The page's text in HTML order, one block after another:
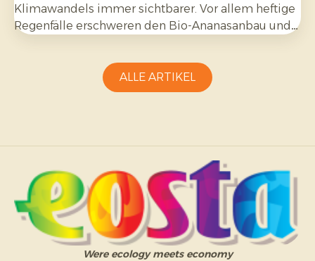
Klimawandels immer sichtbarer. Vor allem heftige
Regenfälle erschweren den Bio-Ananasanbau und
ALLE ARTIKEL
Were ecology meets economy